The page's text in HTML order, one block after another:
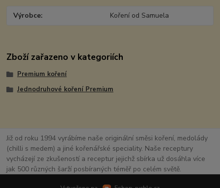
Výrobce Koření od Samuela
Zboží zařazeno v kategoriích
Premium koření
Jednodruhové koření Premium
Již od roku 1994 vyrábíme naše originální směsi koření, medolády
(chilli s medem) a jiné kořenářské speciality. Naše receptury
vycházejí ze zkušeností a receptur jejichž sbírka už dosáhla více
jak 500 různých šarží posbíraných téměř po celém světě.